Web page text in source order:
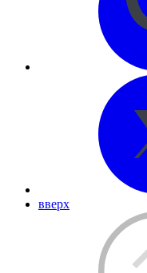
вверх